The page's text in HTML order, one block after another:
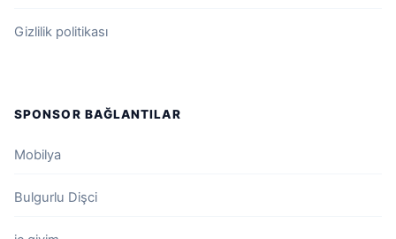
Gizlilik politikası
SPONSOR BAĞLANTILAR
Mobilya
Bulgurlu Dişci